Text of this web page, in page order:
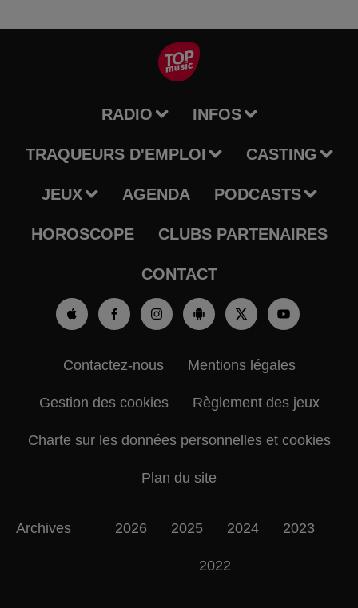
RADIO INFOS
TRAQUEURS D'EMPLOI CASTING
JEUX AGENDA PODCASTS
HOROSCOPE CLUBS PARTENAIRES
CONTACT
Contactez-nous Mentions légales
Gestion des cookies Règlement des jeux
Charte sur les données personnelles et cookies
Plan du site
Archives 2026 2025 2024 2023
2022